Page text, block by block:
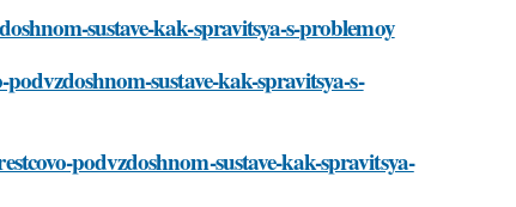
sustave-kak-spravitsya-s-problemoy
sustave-kak-spravitsya-s-
podvzdoshnom-sustave-kak-spravitsya-